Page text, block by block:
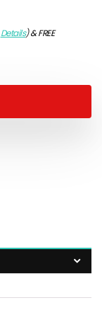
Details)&FREE